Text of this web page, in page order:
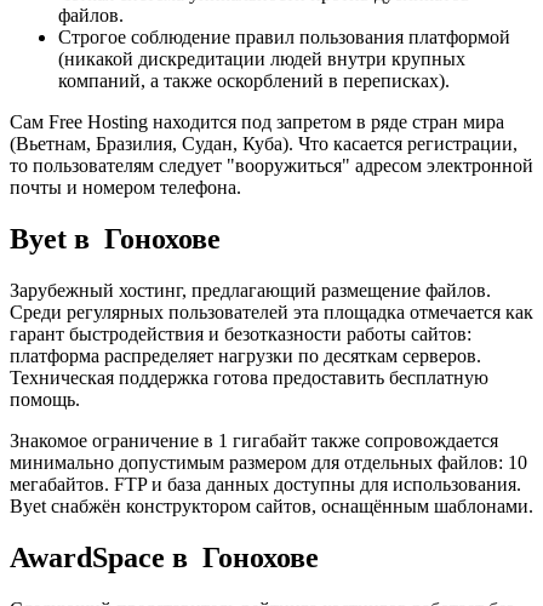
файлов.
Строгое соблюдение правил пользования платформой
(никакой дискредитации людей внутри крупных
компаний, а также оскорблений в переписках).
Сам Free Hosting находится под запретом в ряде стран мира
(Вьетнам, Бразилия, Судан, Куба). Что касается регистрации,
то пользователям следует "вооружиться" адресом электронной
почты и номером телефона.
Byet в Гонохове
Зарубежный хостинг, предлагающий размещение файлов.
Среди регулярных пользователей эта площадка отмечается как
гарант быстродействия и безотказности работы сайтов:
платформа распределяет нагрузки по десяткам серверов.
Техническая поддержка готова предоставить бесплатную
помощь.
Знакомое ограничение в 1 гигабайт также сопровождается
минимально допустимым размером для отдельных файлов: 10
мегабайтов. FTP и база данных доступны для использования.
Byet снабжён конструктором сайтов, оснащённым шаблонами.
AwardSpace в Гонохове